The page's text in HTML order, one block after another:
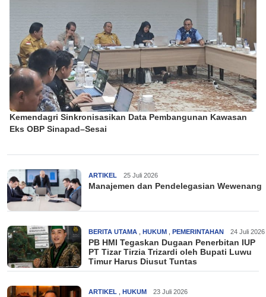
Kemendagri Sinkronisasikan Data Pembangunan Kawasan
Eks OBP Sinapad–Sesai
ARTIKEL 25 Juli 2026
Manajemen dan Pendelegasian Wewenang
BERITA UTAMA HUKUM PEMERINTAHAN 24 Juli 2026
PB HMI Tegaskan Dugaan Penerbitan IUP
PT Tizar Tirzia Trizardi oleh Bupati Luwu
Timur Harus Diusut Tuntas
ARTIKEL HUKUM 23 Juli 2026